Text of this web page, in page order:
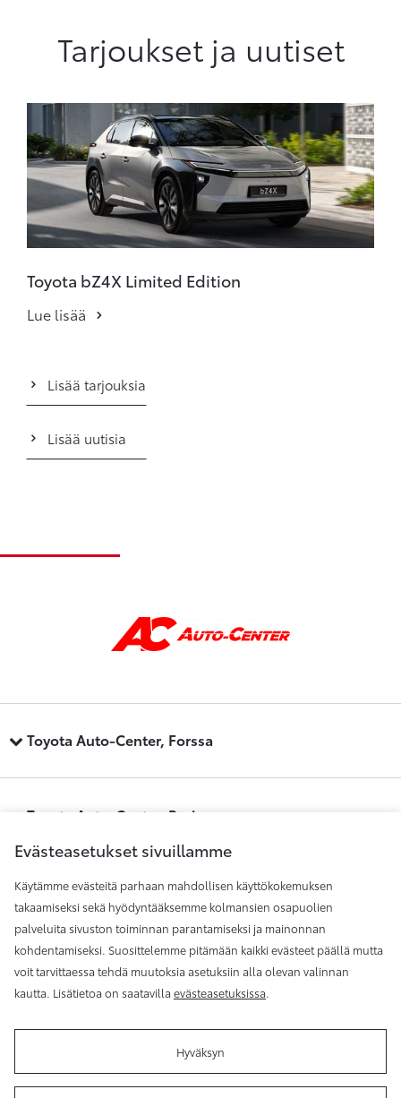
Tarjoukset ja uutiset
Toyota bZ4X Limited Edition
Lue lisää
Lisää tarjouksia
Lisää uutisia
Toyota Auto-Center, Forssa
Toyota Auto-Center, Pori
Toyota Auto-Center, Raisio
Toyota Auto-Center, Rauma
Evästeasetukset sivuillamme
Käytämme evästeitä parhaan mahdollisen käyttökokemuksen
takaamiseksi sekä hyödyntääksemme kolmansien osapuolien
palveluita sivuston toiminnan parantamiseksi ja mainonnan
kohdentamiseksi. Suosittelemme pitämään kaikki evästeet päällä mutta
voit tarvittaessa tehdä muutoksia asetuksiin alla olevan valinnan
kautta. Lisätietoa on saatavilla evästeasetuksissa.
Hyväksyn